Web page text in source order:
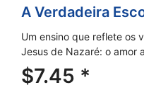
A Verdadeira
Um ensino que reflete os
Jesus de Nazaré: o amor
$7.45 *